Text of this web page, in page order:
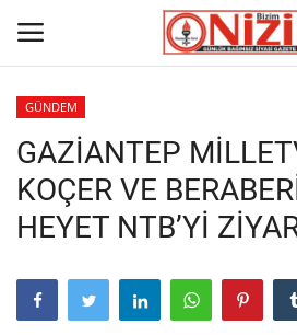
Ana
GÜNDEM
Asayiş
GÜNDEM
GAZİANTEP
KOÇER VE
HEYET NTB’Yİ